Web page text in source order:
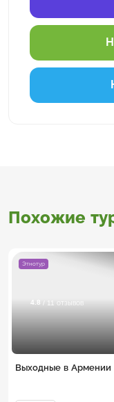
Похожие
Этнотур
4.8 / 11 отзывов
Выходные в Армении